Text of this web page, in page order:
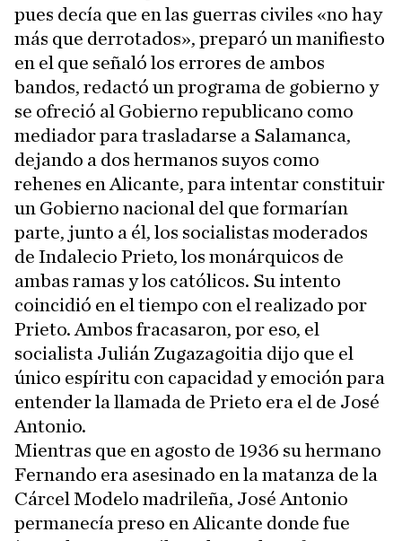
pues decía que en las guerras civiles «no hay
más que derrotados», preparó un manifiesto
en el que señaló los errores de ambos
bandos, redactó un programa de gobierno y
se ofreció al Gobierno republicano como
mediador para trasladarse a Salamanca,
dejando a dos hermanos suyos como
rehenes en Alicante, para intentar constituir
un Gobierno nacional del que formarían
parte, junto a él, los socialistas moderados
de Indalecio Prieto, los monárquicos de
ambas ramas y los católicos. Su intento
coincidió en el tiempo con el realizado por
Prieto. Ambos fracasaron, por eso, el
socialista Julián Zugazagoitia dijo que el
único espíritu con capacidad y emoción para
entender la llamada de Prieto era el de José
Antonio.
Mientras que en agosto de 1936 su hermano
Fernando era asesinado en la matanza de la
Cárcel Modelo madrileña, José Antonio
permanecía preso en Alicante donde fue